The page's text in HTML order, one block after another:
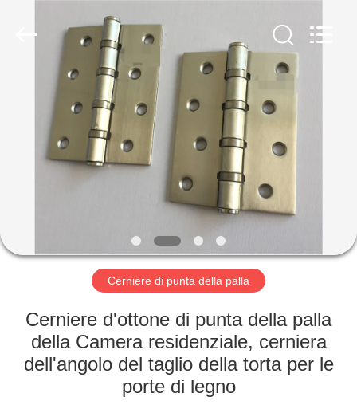
CASA
PRODOTTI
CIRCA
NOI
GIRO
DELLA
FABBRICA
Hardware
Cerniere di punta della palla
Cerniere d'ottone di punta della palla
della Camera residenziale, cerniera
dell'angolo del taglio della torta per le
porte di legno